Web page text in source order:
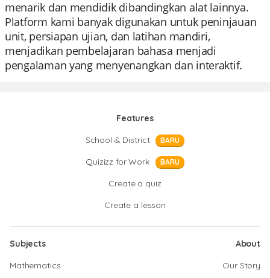
menarik dan mendidik dibandingkan alat lainnya.
Platform kami banyak digunakan untuk peninjauan
unit, persiapan ujian, dan latihan mandiri,
menjadikan pembelajaran bahasa menjadi
pengalaman yang menyenangkan dan interaktif.
Features
School & District
BARU
Quizizz for Work BARU
Create a quiz
Create a lesson
Subjects
Mathematics
About
Our Story